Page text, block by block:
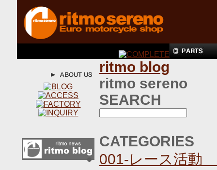
ritmo blog
ritmo sereno
SEARCH
CATEGORIES
001-レース活動